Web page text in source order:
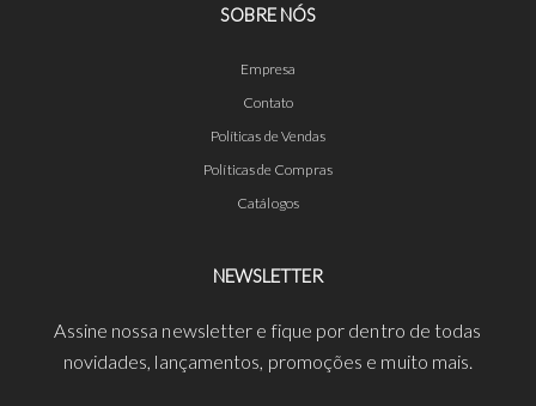
SOBRE NÓS
Empresa
Contato
Políticas de Vendas
Políticas de Compras
Catálogos
NEWSLETTER
Assine nossa newsletter e fique por dentro de todas
novidades, lançamentos, promoções e muito mais.